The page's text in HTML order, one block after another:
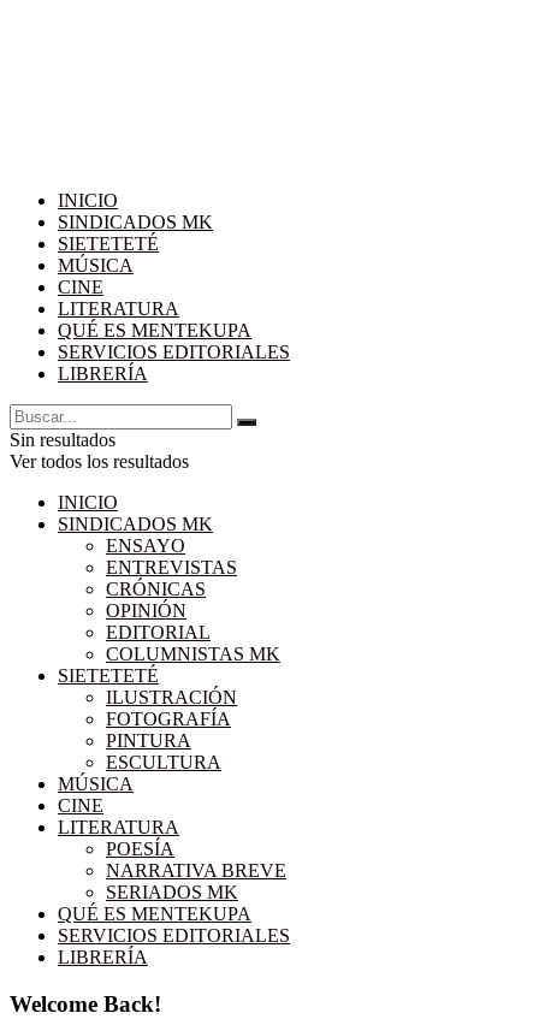
INICIO
SINDICADOS MK
SIETETETÉ
MÚSICA
CINE
LITERATURA
QUÉ ES MENTEKUPA
SERVICIOS EDITORIALES
LIBRERÍA
Sin resultados
Ver todos los resultados
INICIO
SINDICADOS MK
ENSAYO
ENTREVISTAS
CRÓNICAS
OPINIÓN
EDITORIAL
COLUMNISTAS MK
SIETETETÉ
ILUSTRACIÓN
FOTOGRAFÍA
PINTURA
ESCULTURA
MÚSICA
CINE
LITERATURA
POESÍA
NARRATIVA BREVE
SERIADOS MK
QUÉ ES MENTEKUPA
SERVICIOS EDITORIALES
LIBRERÍA
Welcome Back!